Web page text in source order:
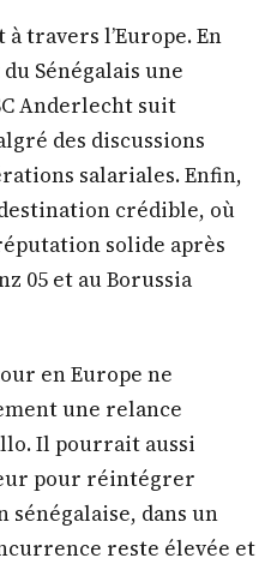
travers l’Europe. En
Sénégalais une
Anderlecht suit
des discussions
salariales. Enfin,
crédible, où
solide après
05 et au Borussia
en Europe ne
une relance
Il pourrait aussi
pour réintégrer
dans un
reste élevée et